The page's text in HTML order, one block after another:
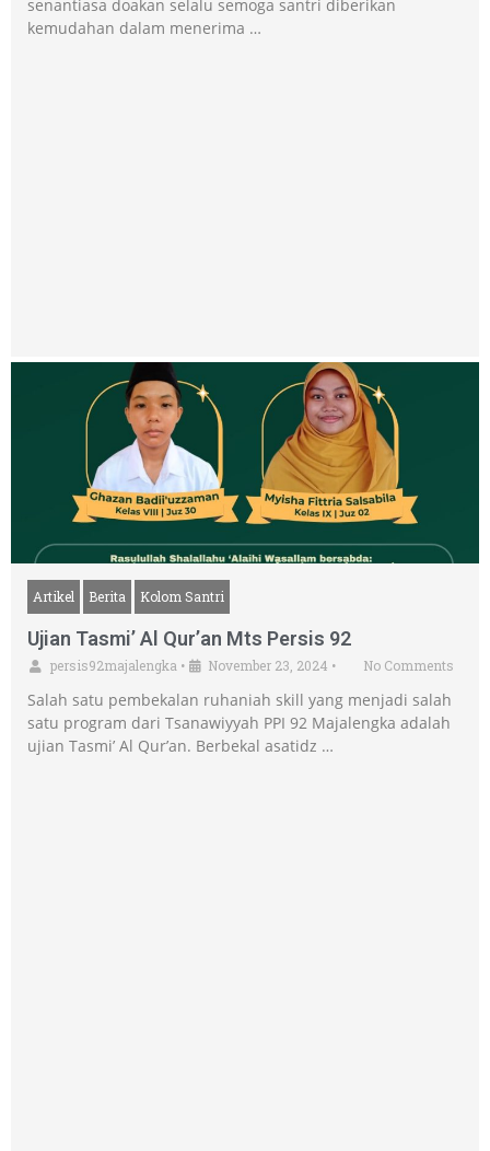
senantiasa doakan selalu semoga santri diberikan
kemudahan dalam menerima …
Artikel Berita Kolom Santri
Ujian Tasmi’ Al Qur’an Mts Persis 92
persis92majalengka • November 23, 2024 • No Comments
Salah satu pembekalan ruhaniah skill yang menjadi salah
satu program dari Tsanawiyyah PPI 92 Majalengka adalah
ujian Tasmi’ Al Qur’an. Berbekal asatidz …